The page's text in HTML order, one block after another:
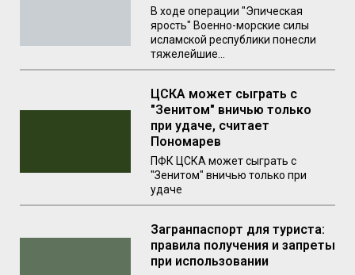
В ходе операции "Эпическая
ярость" Военно-морские силы
исламской республики понесли
тяжелейшие...
ЦСКА может сыграть с
"Зенитом" вничью только
при удаче, считает
Пономарев
ПФК ЦСКА может сыграть с
"Зенитом" вничью только при
удаче
Загранпаспорт для туриста:
правила получения и запреты
при использовании